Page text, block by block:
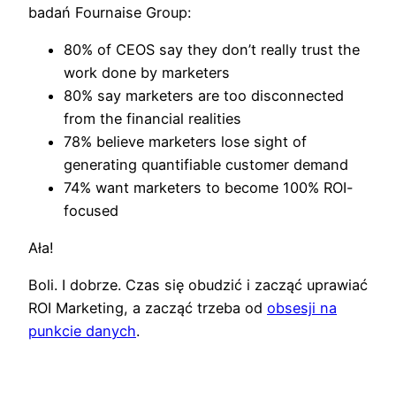
badań Fournaise Group:
80% of CEOS say they don’t really trust the
work done by marketers
80% say marketers are too disconnected
from the financial realities
78% believe marketers lose sight of
generating quantifiable customer demand
74% want marketers to become 100% ROI-
focused
Ała!
Boli. I dobrze. Czas się obudzić i zacząć uprawiać
ROI Marketing, a zacząć trzeba od obsesji na
punkcie danych.